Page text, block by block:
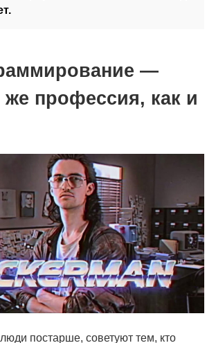
—
же профессия, как и
постарше, советуют тем, кто